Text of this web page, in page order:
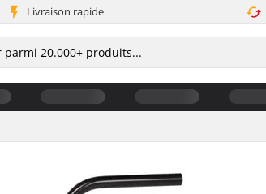
Livraison rapide